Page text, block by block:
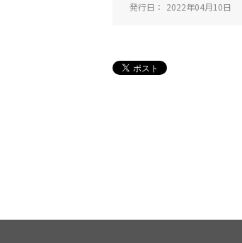
発行日
2022年04月10日